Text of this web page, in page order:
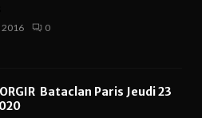
2016 0
Bataclan Paris Jeudi 23